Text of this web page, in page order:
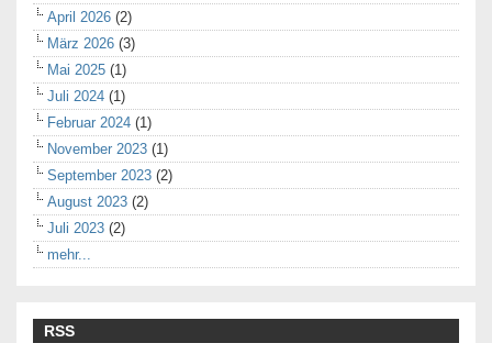
April 2026 (2)
März 2026 (3)
Mai 2025 (1)
Juli 2024 (1)
Februar 2024 (1)
November 2023 (1)
September 2023 (2)
August 2023 (2)
Juli 2023 (2)
mehr...
RSS